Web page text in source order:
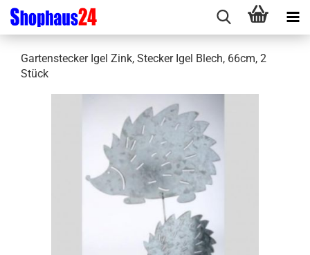
Gartenstecker Igel Zink, Stecker Igel Blech, 66cm, 2
Stück